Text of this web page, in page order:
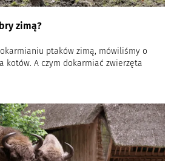
zimą?
ptaków zimą, mówiliśmy o
kotów. A czym dokarmiać zwierzęta